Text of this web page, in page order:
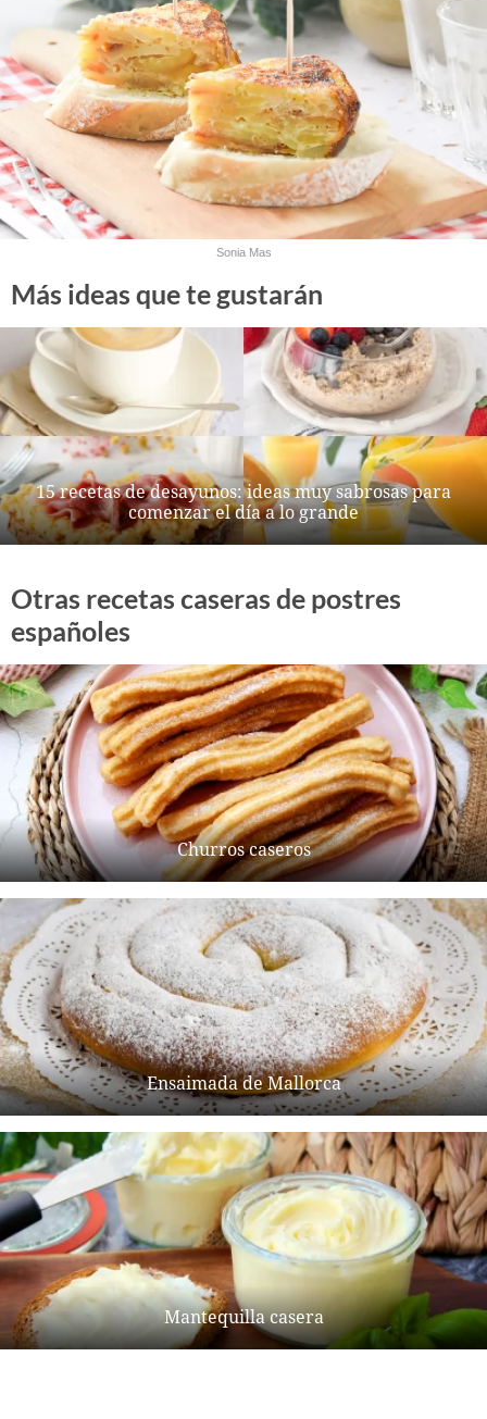
Sonia Mas
Más ideas que te gustarán
15 recetas de desayunos: ideas muy sabrosas para
comenzar el día a lo grande
Otras recetas caseras de postres
españoles
Churros caseros
Ensaimada de Mallorca
Mantequilla casera